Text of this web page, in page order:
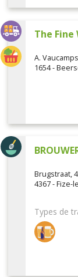
The Fine
A.
1654 -
Brugstraat,
4367 - Fize-
Types de